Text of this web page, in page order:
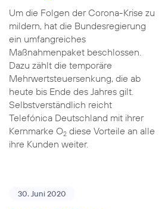
Um die Folgen der Corona-Krise zu
mildern, hat die Bundesregierung
ein umfangreiches
Maßnahmenpaket beschlossen.
Dazu zählt die temporäre
Mehrwertsteuersenkung, die ab
heute bis Ende des Jahres gilt.
Selbstverständlich reicht
Telefónica Deutschland mit ihrer
Kernmarke O2diese Vorteile an alle
ihre Kunden weiter.
30. Juni 2020